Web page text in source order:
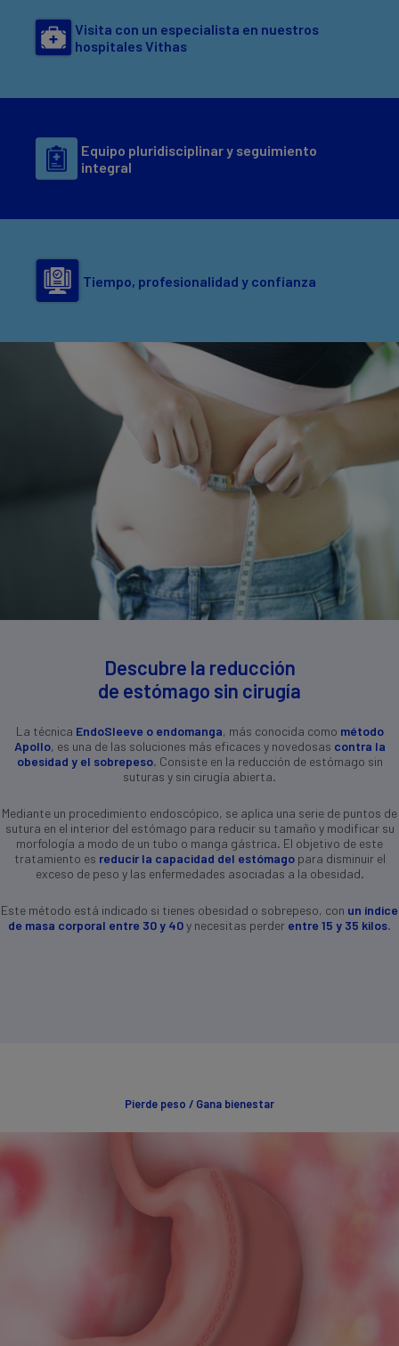
Visita con un especialista en nuestros
hospitales Vithas
Equipo pluridisciplinar y seguimiento
integral
Tiempo, profesionalidad y confianza
Descubre la reducción
de estómago sin cirugía
La técnica EndoSleeve o endomanga, más conocida como método
Apollo, es una de las soluciones más eficaces y novedosas contra la
obesidad y el sobrepeso. Consiste en la reducción de estómago sin
suturas y sin cirugía abierta.
Mediante un procedimiento endoscópico, se aplica una serie de puntos de
sutura en el interior del estómago para reducir su tamaño y modificar su
morfología a modo de un tubo o manga gástrica. El objetivo de este
tratamiento es reducir la capacidad del estómagopara disminuir el
exceso de peso y las enfermedades asociadas a la obesidad.
Este método está indicado si tienes obesidad o sobrepeso, con un índice
de masa corporal entre 30 y 40y necesitas perder entre 15 y 35 kilos.
Pierde peso / Gana bienestar